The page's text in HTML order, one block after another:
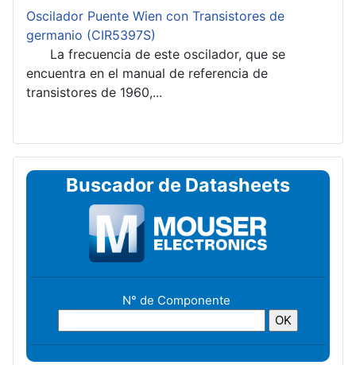
Oscilador Puente Wien con Transistores de
germanio (CIR5397S)
La frecuencia de este oscilador, que se
encuentra en el manual de referencia de
transistores de 1960,...
Buscador de Datasheets
N° de Componente